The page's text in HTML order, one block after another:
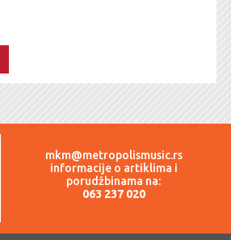
mkm@metropolismusic.rs
informacije o artiklima i
porudžbinama na:
063 237 020